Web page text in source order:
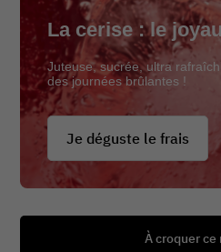
La cerise : le
Juteuse, sucrée, ultra
des journées brûlantes !
Je déguste le frais
À croquer